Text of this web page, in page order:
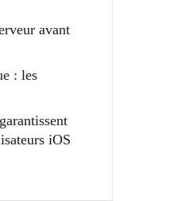
avant
: les
iOS